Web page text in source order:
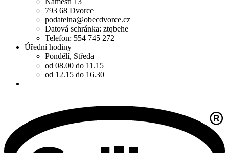
793 68 Dvorce
podatelna@obecdvorce.cz
Datová schránka: ztqbehe
Telefon: 554 745 272
Úřední hodiny
Pondělí, Středa
od 08.00 do 11.15
od 12.15 do 16.30